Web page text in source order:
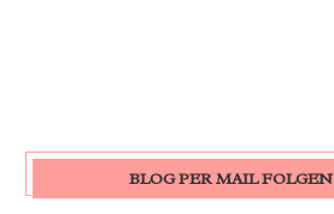
BLOG PER MAIL FOLGEN